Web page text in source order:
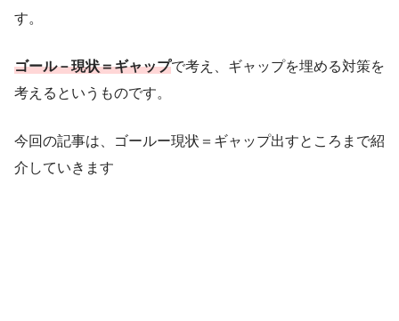
す。
ゴール－現状＝ギャップで考え、ギャップを埋める対策を
考えるというものです。
今回の記事は、ゴールー現状＝ギャップ出すところまで紹
介していきます